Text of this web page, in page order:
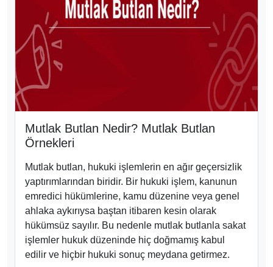
Mutlak Butlan Nedir? Mutlak Butlan
Örnekleri
Mutlak butlan, hukuki işlemlerin en ağır geçersizlik
yaptırımlarından biridir. Bir hukuki işlem, kanunun
emredici hükümlerine, kamu düzenine veya genel
ahlaka aykırıysa baştan itibaren kesin olarak
hükümsüz sayılır. Bu nedenle mutlak butlanla sakat
işlemler hukuk düzeninde hiç doğmamış kabul
edilir ve hiçbir hukuki sonuç meydana getirmez.